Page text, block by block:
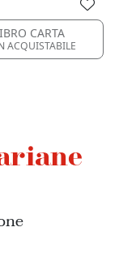
CARTA
NON ACQUISTABILE